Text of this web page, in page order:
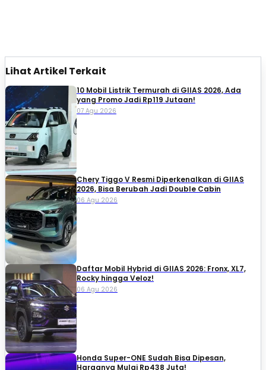
Lihat Artikel Terkait
10 Mobil Listrik Termurah di GIIAS 2026, Ada
yang Promo Jadi Rp119 Jutaan!
07 Agu 2026
Chery Tiggo V Resmi Diperkenalkan di GIIAS
2026, Bisa Berubah Jadi Double Cabin
06 Agu 2026
Daftar Mobil Hybrid di GIIAS 2026: Fronx, XL7,
Rocky hingga Veloz!
06 Agu 2026
Honda Super-ONE Sudah Bisa Dipesan,
Harganya Mulai Rp438 Juta!